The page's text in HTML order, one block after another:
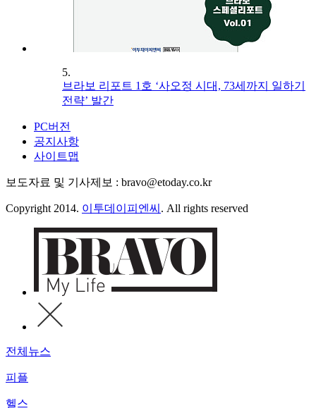
5.
브라보 리포트 1호 ‘사오정 시대, 73세까지 일하기
전략’ 발간
PC버전
공지사항
사이트맵
보도자료 및 기사제보 : bravo@etoday.co.kr
Copyright 2014. 이투데이피엔씨 . All rights reserved
전체뉴스
피플
헬스